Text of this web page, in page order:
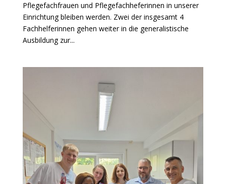
Pflegefachfrauen und Pflegefachheferinnen in unserer
Einrichtung bleiben werden. Zwei der insgesamt 4
Fachhelferinnen gehen weiter in die generalistische
Ausbildung zur...